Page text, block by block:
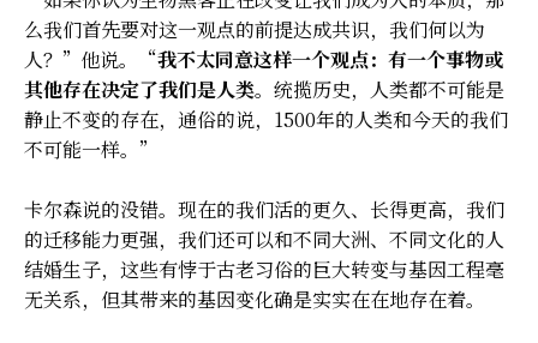
么我们首先要对这一观点的前提达成共识，我们何以为
人？”他说。“我不太同意这样一个观点：有一个事物或
其他存在决定了我们是人类。统揽历史，人类都不可能是
静止不变的存在，通俗的说，1500年的人类和今天的我们
不可能一样。”
卡尔森说的没错。现在的我们活的更久、长得更高，我们
的迁移能力更强，我们还可以和不同大洲、不同文化的人
结婚生子，这些有悖于古老习俗的巨大转变与基因工程毫
无关系，但其带来的基因变化确是实实在在地存在着。